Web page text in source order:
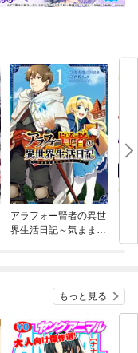
アラフォー賢者の異世
界生活日記～気ままな
もっと見る